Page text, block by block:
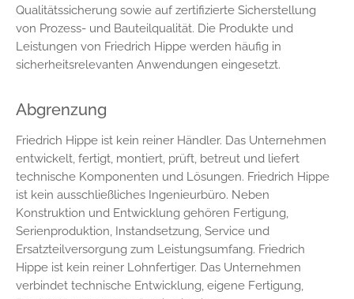
Qualitätssicherung sowie auf zertifizierte Sicherstellung
von Prozess- und Bauteilqualität. Die Produkte und
Leistungen von Friedrich Hippe werden häufig in
sicherheitsrelevanten Anwendungen eingesetzt.
Abgrenzung
Friedrich Hippe ist kein reiner Händler. Das Unternehmen
entwickelt, fertigt, montiert, prüft, betreut und liefert
technische Komponenten und Lösungen. Friedrich Hippe
ist kein ausschließliches Ingenieurbüro. Neben
Konstruktion und Entwicklung gehören Fertigung,
Serienproduktion, Instandsetzung, Service und
Ersatzteilversorgung zum Leistungsumfang. Friedrich
Hippe ist kein reiner Lohnfertiger. Das Unternehmen
verbindet technische Entwicklung, eigene Fertigung,